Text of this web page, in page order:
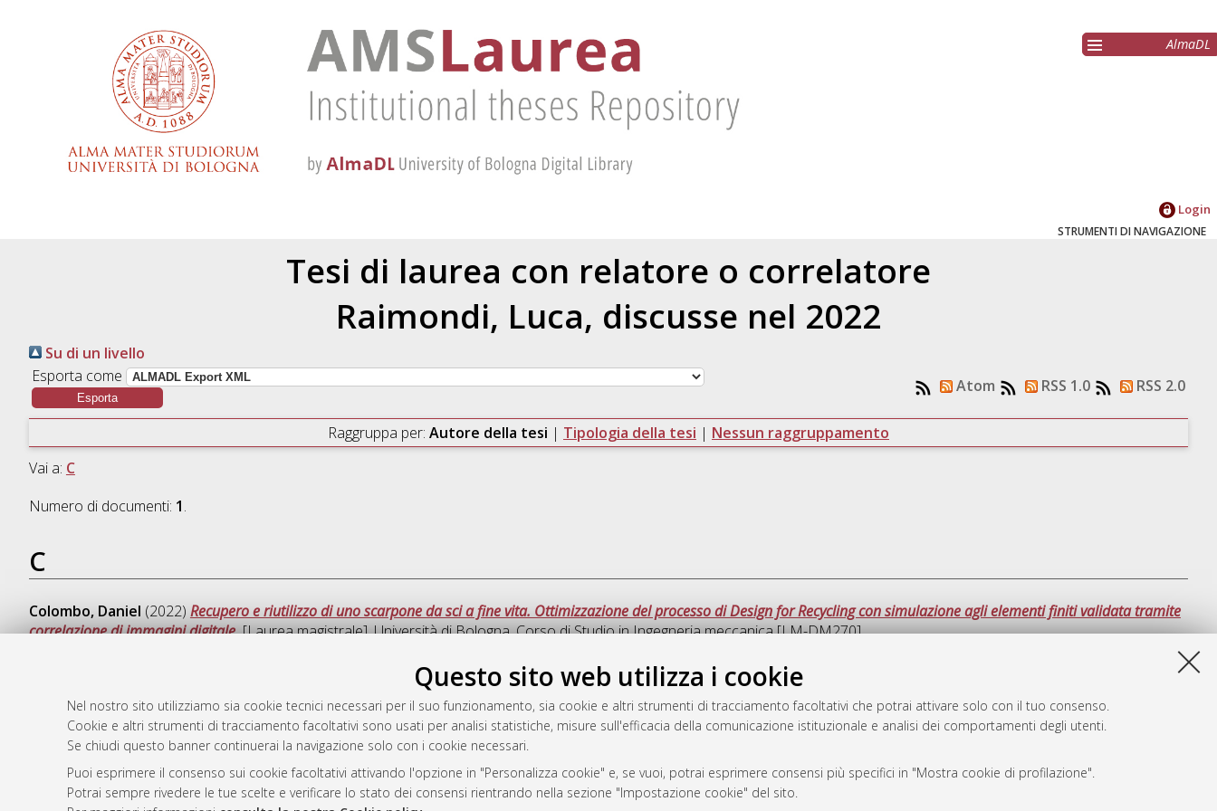
Questo sito web utilizza i cookie
Nel nostro sito utilizziamo sia cookie tecnici necessari per il suo funzionamento, sia cookie e altri strumenti di tracciamento facoltativi che potrai attivare solo con il tuo consenso.
Cookie e altri strumenti di tracciamento facoltativi sono usati per analisi statistiche, misure sull'efficacia della comunicazione istituzionale e analisi dei comportamenti degli utenti.
Se chiudi questo banner continuerai la navigazione solo con i cookie necessari.
Puoi esprimere il consenso sui cookie facoltativi attivando l'opzione in "Personalizza cookie" e, se vuoi, potrai esprimere consensi più specifici in "Mostra cookie di profilazione".
Potrai sempre rivedere le tue scelte e verificare lo stato dei consensi rientrando nella sezione "Impostazione cookie" del sito.
AlmaDL
Login
STRUMENTI DI NAVIGAZIONE
Tesi di laurea con relatore o correlatore
Raimondi, Luca, discusse nel 2022
Su di un livello
Esporta come
Atom RSS 1.0 RSS 2.0
Raggruppa per: Autore della tesi | Tipologia della tesi | Nessun raggruppamento
Vai a: C
Numero di documenti: 1.
C
Colombo, Daniel (2022) Recupero e riutilizzo di uno scarpone da sci a fine vita. Ottimizzazione del processo di Design for Recycling con simulazione agli elementi finiti validata tramite
correlazione di immagini digitale.[Laurea magistrale], Università di Bologna, Corso di Studio inIngegneria meccanica [LM-DM270]
Questa lista e' stata generata il Fri Aug 7 01:52:01 2026 CEST
Atom
Rss 2.0
AMS Laurea
Servizio implementato e gestito da
Impostazioni Cookie
Informativa sulla privacy